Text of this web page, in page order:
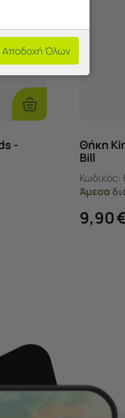
Επιλογές
-
Θήκη
Bill
Κωδικός:
Άμεσα
9,90
Αποδοχή Όλων